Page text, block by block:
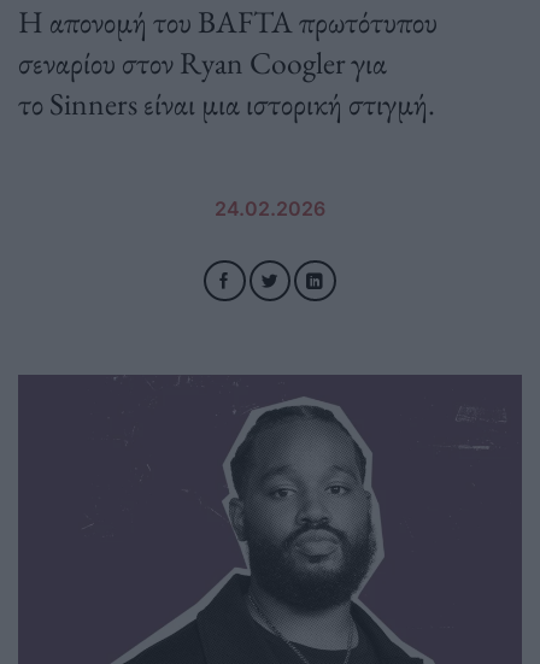
Η απονομή του BAFTA πρωτότυπου
σεναρίου στον Ryan Coogler για
το Sinners είναι μια ιστορική στιγμή.
24.02.2026